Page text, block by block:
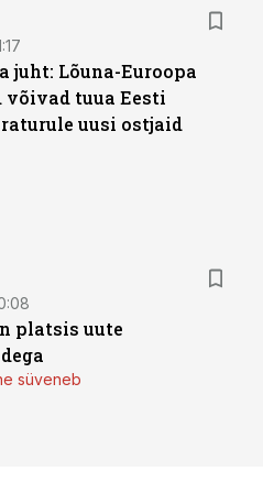
juht: Lõuna-Euroopa
võivad tuua Eesti
uusi ostjaid
platsis uute
süveneb